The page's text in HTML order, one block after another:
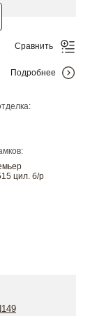
цил. б/р
Сравнить
Подробнее